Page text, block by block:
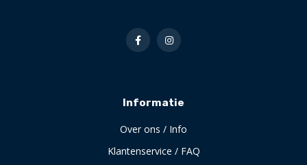
Informatie
Over ons / Info
Klantenservice / FAQ